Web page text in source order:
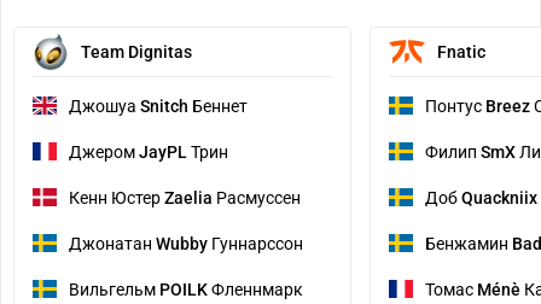
Team Dignitas
Джошуа Snitch Беннет
ДжеромJayPL Трин
Кенн ЮстерZaelia Расмуссен
Джонатан Wubby Гуннарссон
Вильгельм POILKФленнмарк
Fnatic
Понтус Breez
Филип SmX
ДобQuackniix
Бенжамин
Томас Ménè